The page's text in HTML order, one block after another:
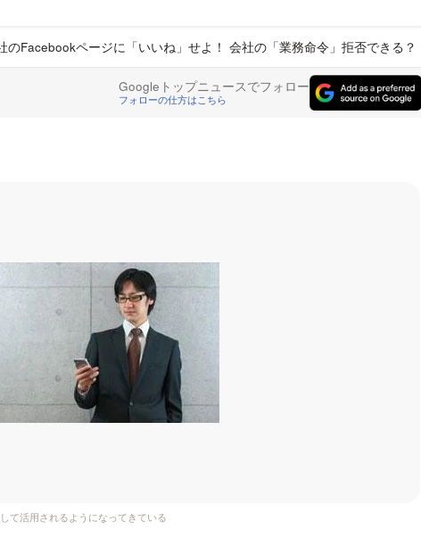
のFacebookページに「いいね」せよ！ 会社の「業務命令」拒否できる？
Googleトップニュースでフォロー
フォローの仕方はこちら
て活用されるようになってきている